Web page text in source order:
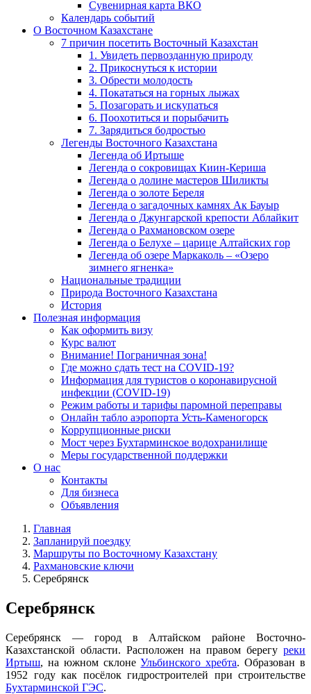
Сувенирная карта ВКО
Календарь событий
О Восточном Казахстане
7 причин посетить Восточный Казахстан
1. Увидеть первозданную природу
2. Прикоснуться к истории
3. Обрести молодость
4. Покататься на горных лыжах
5. Позагорать и искупаться
6. Поохотиться и порыбачить
7. Зарядиться бодростью
Легенды Восточного Казахстана
Легенда об Иртыше
Легенда о сокровищах Киин-Кериша
Легенда о долине мастеров Шиликты
Легенда о золоте Береля
Легенда о загадочных камнях Ак Бауыр
Легенда о Джунгарской крепости Аблайкит
Легенда о Рахмановском озере
Легенда о Белухе – царице Алтайских гор
Легенда об озере Маркаколь – «Озеро
зимнего ягненка»
Национальные традиции
Природа Восточного Казахстана
История
Полезная информация
Как оформить визу
Курс валют
Внимание! Пограничная зона!
Где можно сдать тест на COVID-19?
Информация для туристов о коронавирусной
инфекции (COVID-19)
Режим работы и тарифы паромной переправы
Онлайн табло аэропорта Усть-Каменогорск
Коррупционные риски
Мост через Бухтарминское водохранилище
Меры государственной поддержки
О нас
Контакты
Для бизнеса
Объявления
Главная
Запланируй поездку
Маршруты по Восточному Казахстану
Рахмановские ключи
Серебрянск
Серебрянск
Серебрянск — город в Алтайском районе Восточно-
Казахстанской области. Расположен на правом берегу реки
Иртыш, на южном склонеУльбинского хребта. Образован в
1952 году как посёлок гидростроителей при строительстве
Бухтарминской ГЭС.